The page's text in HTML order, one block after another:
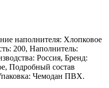
наполнителя: Хлопковое
200, Наполнитель:
Россия, Бренд:
Подробный состав
Чемодан ПВХ.